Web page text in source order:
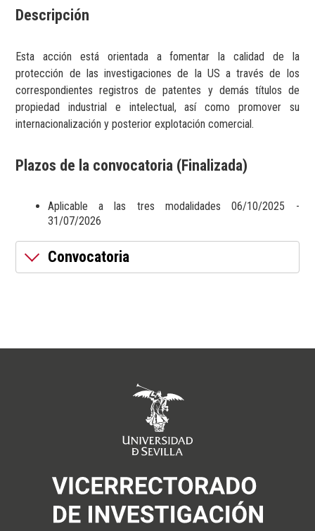
Descripción
Esta acción está orientada a fomentar la calidad de la
protección de las investigaciones de la US a través de los
correspondientes registros de patentes y demás títulos de
propiedad industrial e intelectual, así como promover su
internacionalización y posterior explotación comercial.
Plazos de la convocatoria (Finalizada)
Aplicable a las tres modalidades 06/10/2025 -
31/07/2026
Convocatoria